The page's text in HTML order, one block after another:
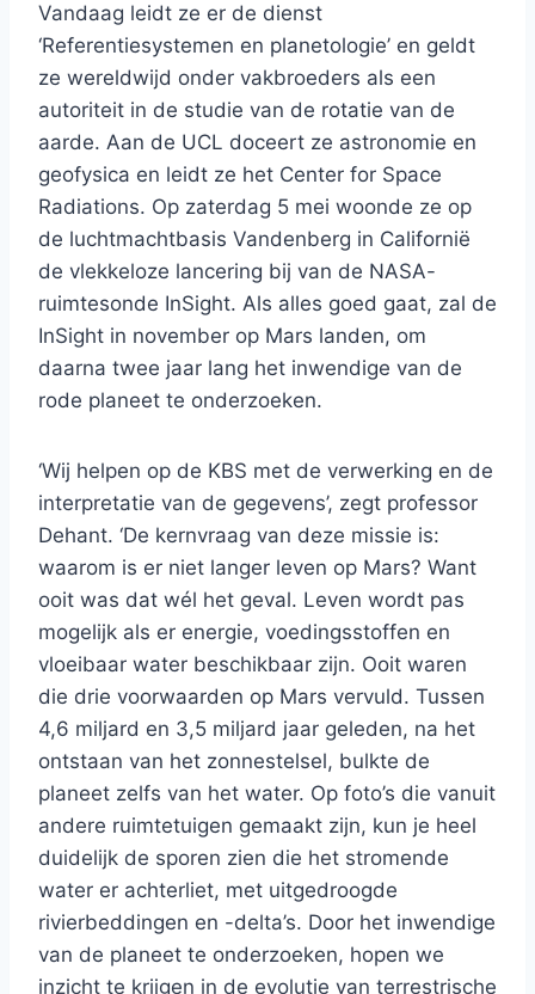
Vandaag leidt ze er de dienst
‘Referentiesystemen en planetologie’ en geldt
ze wereldwijd onder vakbroeders als een
autoriteit in de studie van de rotatie van de
aarde. Aan de UCL doceert ze astronomie en
geofysica en leidt ze het Center for Space
Radiations. Op zaterdag 5 mei woonde ze op
de luchtmachtbasis Vandenberg in Californië
de vlekkeloze lancering bij van de NASA-
ruimtesonde InSight. Als alles goed gaat, zal de
InSight in november op Mars landen, om
daarna twee jaar lang het inwendige van de
rode planeet te onderzoeken.
‘Wij helpen op de KBS met de verwerking en de
interpretatie van de gegevens’, zegt professor
Dehant. ‘De kernvraag van deze missie is:
waarom is er niet langer leven op Mars? Want
ooit was dat wél het geval. Leven wordt pas
mogelijk als er energie, voedingsstoffen en
vloeibaar water beschikbaar zijn. Ooit waren
die drie voorwaarden op Mars vervuld. Tussen
4,6 miljard en 3,5 miljard jaar geleden, na het
ontstaan van het zonnestelsel, bulkte de
planeet zelfs van het water. Op foto’s die vanuit
andere ruimtetuigen gemaakt zijn, kun je heel
duidelijk de sporen zien die het stromende
water er achterliet, met uitgedroogde
rivierbeddingen en -delta’s. Door het inwendige
van de planeet te onderzoeken, hopen we
inzicht te krijgen in de evolutie van terrestrische